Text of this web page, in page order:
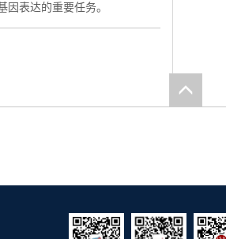
因表达的重要任务。